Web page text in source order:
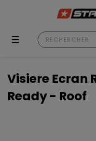
Basculer
☰
Visiere Ecran
Ready - Roof